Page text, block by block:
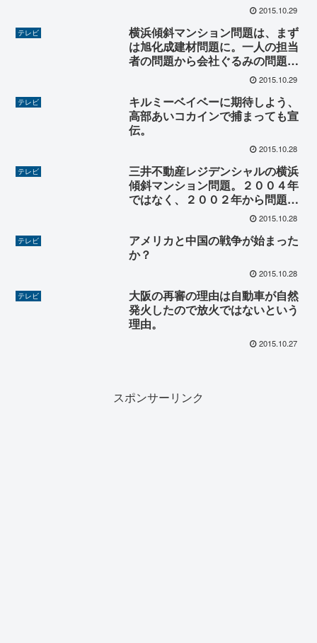
2015.10.29
テレビ
横浜傾斜マンション問題は、まず
は旭化成建材問題に。一人の担当
者の問題から会社ぐるみの問題に
発展。元請がチェックしていれば
2015.10.29
テレビ
キルミーベイベーに期待しよう、
高部あいコカインで捕まっても宣
伝。
2015.10.28
テレビ
三井不動産レジデンシャルの横浜
傾斜マンション問題。２００４年
ではなく、２００２年から問題社
員が関与で３０４０件が何件に増
2015.10.28
テレビ
アメリカと中国の戦争が始まった
か？
2015.10.28
テレビ
大阪の再審の理由は自動車が自然
発火したので放火ではないという
理由。
2015.10.27
スポンサーリンク